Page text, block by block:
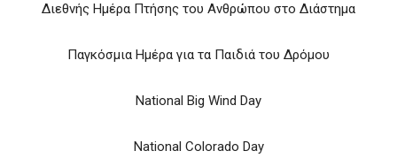
Διεθνής Ημέρα Πτήσης του Ανθρώπου στο Διάστημα
Παγκόσμια Ημέρα για τα Παιδιά του Δρόμου
National Big Wind Day
National Colorado Day